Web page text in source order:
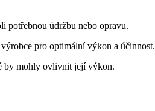
potřebnou údržbu nebo opravu.
pro optimální výkon a účinnost.
by mohly ovlivnit její výkon.